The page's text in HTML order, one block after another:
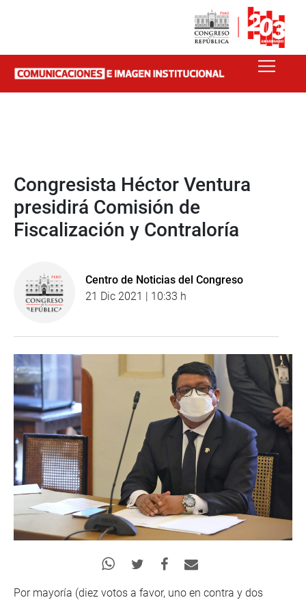
Congresista Héctor Ventura
presidirá Comisión de
Fiscalización y Contraloría
Centro de Noticias del Congreso
21 Dic 2021 | 10:33 h
Por mayoría (diez votos a favor, uno en contra y dos